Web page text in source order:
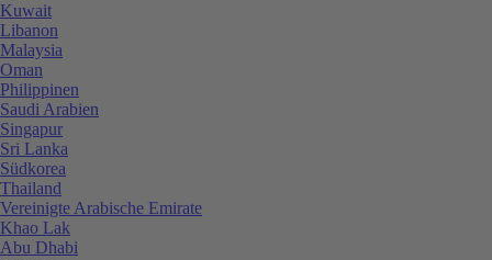
Kuwait
Libanon
Malaysia
Oman
Philippinen
Saudi Arabien
Singapur
Sri Lanka
Südkorea
Thailand
Vereinigte Arabische Emirate
Khao Lak
Abu Dhabi